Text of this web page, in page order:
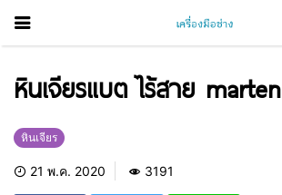
หินเจียรแบต ไร้สาย marten
หินเจียร
21 พ.ค. 2020 3191